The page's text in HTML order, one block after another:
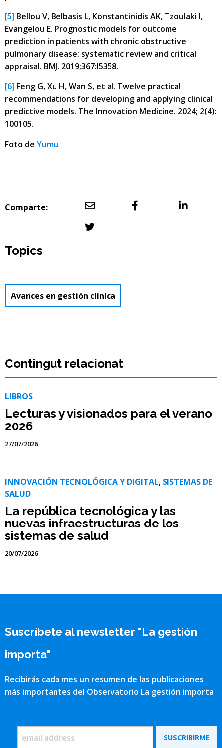
[5] Bellou V, Belbasis L, Konstantinidis AK, Tzoulaki I,
Evangelou E. Prognostic models for outcome
prediction in patients with chronic obstructive
pulmonary disease: systematic review and critical
appraisal. BMJ. 2019;367:l5358.
[6] Feng G, Xu H, Wan S, et al. Twelve practical
recommendations for developing and applying clinical
predictive models. The Innovation Medicine. 2024; 2(4):
100105.
Foto de Yumu
Comparte:
Topics
Avances en gestión clínica
Contingut relacionat
LIBROS
Lecturas y visionados para el verano
2026
27/07/2026
INNOVACIÓN TECNOLÓGICA Y DIGITAL, SISTEMAS DE
SALUD
La república tecnológica y las
nuevas infraestructuras de los
sistemas de salud
20/07/2026
Suscríbete al newsletter "La gestión
importa"
Recibirás cada mes un resumen de las publicaciones
más importantes del Observatorio La gestión importa